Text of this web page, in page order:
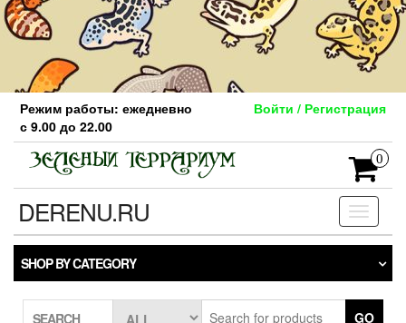
Skip
the
content
Режим работы: ежедневно
с 9.00 до 22.00
Войти / Регистрация
0
Toggle
DERENU.RU
SHOP BY CATEGORY
SEARCH GO